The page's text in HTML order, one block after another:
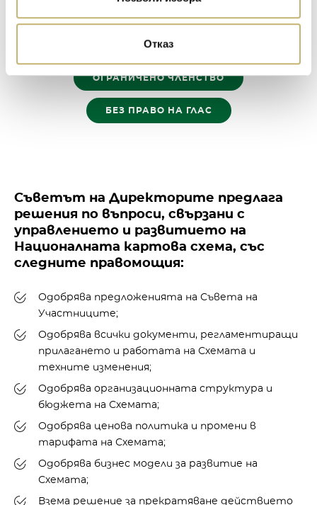
Отказ
ПЪЛНО ЧЛЕНСТВО
ОГРАНИЧЕНО ЧЛЕНСТВО
БЕЗ ПРАВО НА ГЛАС
Съветът на Директорите предлага
решения по въпроси, свързани с
управлението и развитието на
Националната картова схема, със
следните правомощия:
Одобрява предложенията на Съвета на
Участниците;
Одобрява всички документи, регламентиращи
прилагането и работата на Схемата и
техните изменения;
Одобрява организационната структура и
бюджета на Схемата;
Одобрява ценова политика и промени в
тарифата на Схемата;
Одобрява бизнес модели за развитие на
Схемата;
Взема решение за прекратяване действието